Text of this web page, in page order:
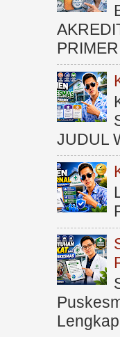
JUDUL